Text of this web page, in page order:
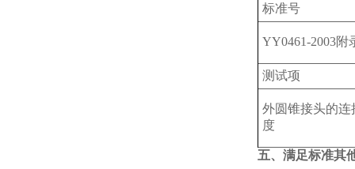
标准号
YY0461-2003附
测试项
外圆锥接头的连
度
五、满足标准其